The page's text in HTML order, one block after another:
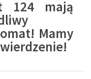
124 mają
Mamy